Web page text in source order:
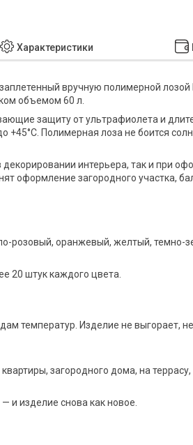
Характеристики
вручную полимерной
объемом 60 л.
защиту от ультрафиолета и
+45°С. Полимерная лоза не боится
интерьера, так и при
оформление загородного участка,
розовый, оранжевый, желтый, темно-
20 штук каждого цвета.
температур. Изделие не выгорает,
загородного дома, на террасу,
и изделие снова как новое.